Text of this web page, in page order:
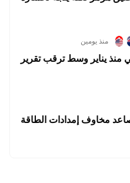
منذ يومين
منذ يناير وسط ترقب تقرير
من 3% مع تصاعد مخاوف إمدادات الطاقة